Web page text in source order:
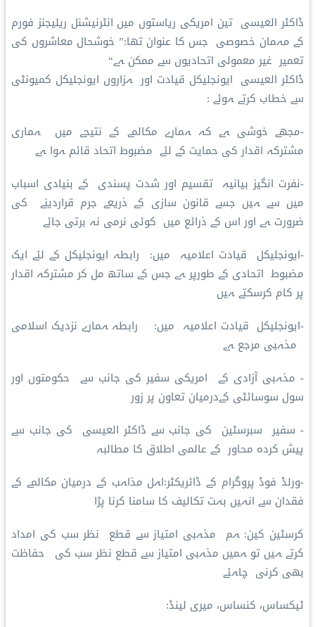
ڈاکٹر العیسی تین امریکی ریاستوں میں انٹرنیشنل ریلیجنز فورم
کے مہمان خصوصی جس کا عنوان تھا:” خوشحال معاشروں کی
تعمیر غیر معمولی اتحادیوں سے ممکن ہے“
ڈاکٹر العیسی ایونجلیکل قیادت اور ہزاروں ایونجلیکل کمیونٹی
سے خطاب کرتے ہوئے :
-مجھے خوشی ہے کہ ہمارے مکالمے کے نتیجے میں ہماری
مشترکہ اقدار کی حمایت کے لئے مضبوط اتحاد قائم ہوا ہے
-نفرت انگیز بیانیہ تقسیم اور شدت پسندی کے بنیادی اسباب
میں سے ہیں جسے قانون سازی کے ذریعے جرم قراردینے کی
ضرورت ہے اور اس کے ذرائع میں کوئی نرمی نہ برتی جائے
-ایونجلیکل قیادت اعلامیہ میں: رابطہ ایونجلیکل کے لئے ایک
مضبوط اتحادی کے طورپر ہے جس کے ساتھ مل کر مشترکہ اقدار
پر کام کرسکتے ہیں
-ایونجلیکل قیادت اعلامیہ میں: رابطہ ہمارے نزدیک اسلامی
مذہبی مرجع ہے
- مذہبی آزادی کے امریکی سفیر کی جانب سے حکومتوں اور
سول سوسائٹی کےدرمیان تعاون پر زور
- سفیر سبرسٹین کی جانب سے ڈاکٹر العیسی کی جانب سے
پیش کردہ محاور کے عالمی اطلاق کا مطالبہ
-ورلڈ فوڈ پروگرام کے ڈائریکٹر:اہل مذاہب کے درمیان مکالمے کے
فقدان سے انہیں بہت تکالیف کا سامنا کرنا پڑا
کرسٹین کین: ہم مذہبی امتیاز سے قطع نظر سب کی امداد
کرتے ہیں تو ہمیں مذہبی امتیاز سے قطع نظر سب کی حفاظت
بھی کرنی چاہئے
ٹیکساس، کنساس، میری لینڈ: